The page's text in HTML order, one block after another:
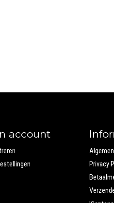
account
Privacy